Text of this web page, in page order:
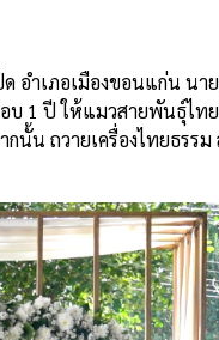
อำเภอเมืองขอนแก่น น
1 ปี ให้แมวสายพันธุ์ไท
น ถวายเครื่องไทยธรร